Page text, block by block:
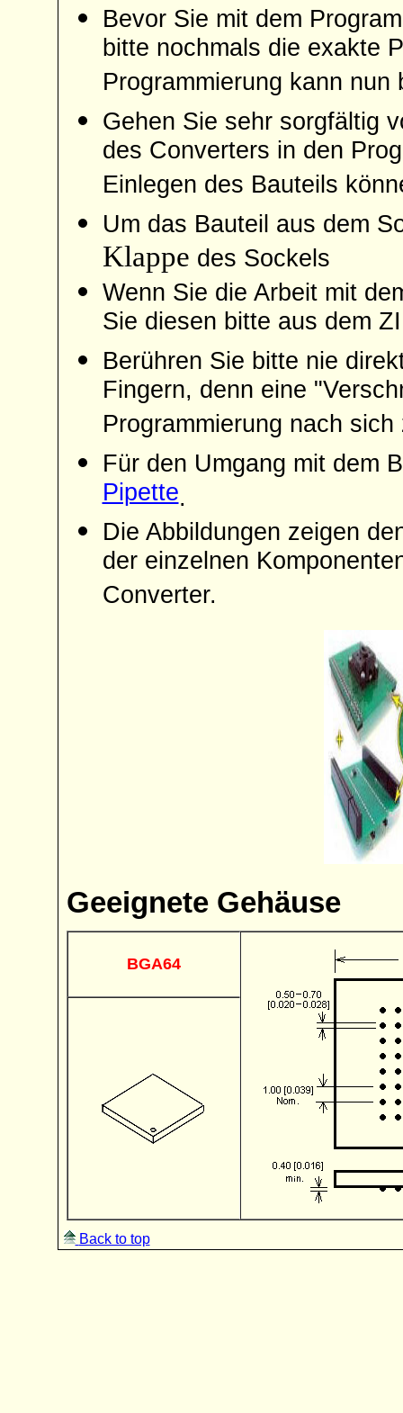
Bevor Sie mit dem
bitte nochmals die exakte
Programmierung kann nun
Gehen Sie sehr sorgfältig
des Converters in den
Einlegen des Bauteils
Um das Bauteil aus dem
Klappe des Sockels
Wenn Sie die Arbeit mit
Sie diesen bitte aus dem
Berühren Sie bitte nie
Fingern, denn eine
Programmierung nach sich
Für den Umgang mit dem
Pipette.
Die Abbildungen zeigen
der einzelnen
Converter.
Geeignete Gehäuse
BGA64
Back to top